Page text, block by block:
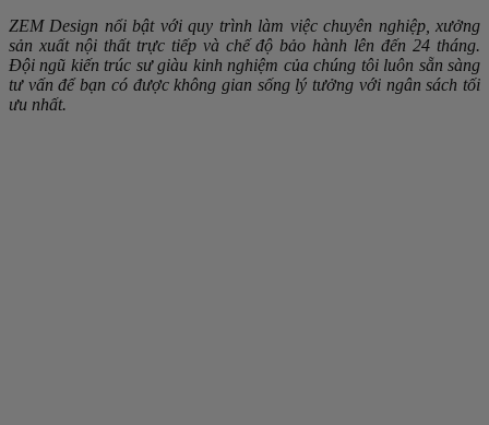
ZEM Design nổi bật với quy trình làm việc chuyên nghiệp, xưởng
sản xuất nội thất trực tiếp và chế độ bảo hành lên đến 24 tháng.
Đội ngũ kiến trúc sư giàu kinh nghiệm của chúng tôi luôn sẵn sàng
tư vấn để bạn có được không gian sống lý tưởng với ngân sách tối
ưu nhất.